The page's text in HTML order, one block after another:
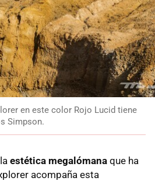
en este color Rojo Lucid tiene
Simpson.
estética megalómana que ha
acompaña esta